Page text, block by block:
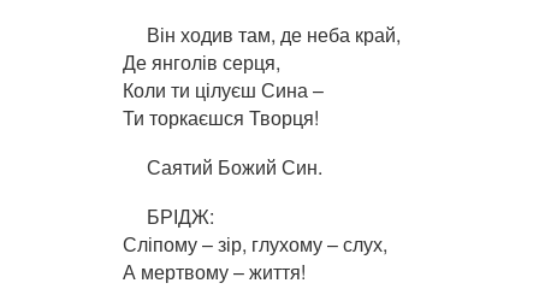
Він ходив там, де неба край,
Де янголів серця,
Коли ти цілуєш Сина –
Ти торкаєшся Творця!
Саятий Божий Син.
БРІДЖ:
Сліпому – зір, глухому – слух,
А мертвому – життя!